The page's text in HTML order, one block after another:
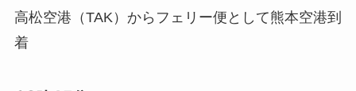
高松空港（TAK）からフェリー便として熊本空港到
着